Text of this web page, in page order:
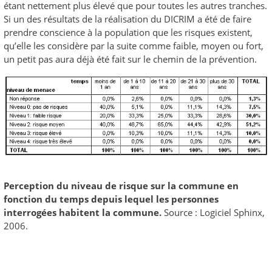
étant nettement plus élevé que pour toutes les autres tranches.
Si un des résultats de la réalisation du DICRIM a été de faire
prendre conscience à la population que les risques existent,
qu’elle les considère par la suite comme faible, moyen ou fort,
un petit pas aura déjà été fait sur le chemin de la prévention.
Perception du niveau de risque sur la commune en
fonction du temps depuis lequel les personnes
interrogées habitent la commune. Source : Logiciel Sphinx,
2006.